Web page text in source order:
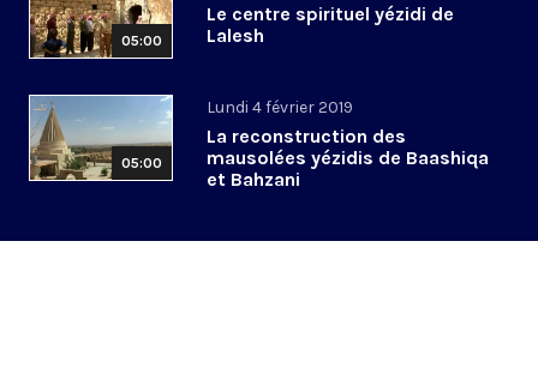
05:00
Le centre spirituel yézidi de
Lalesh
05:00
Lundi 4 février 2019
La reconstruction des
mausolées yézidis de Baashiqa
et Bahzani